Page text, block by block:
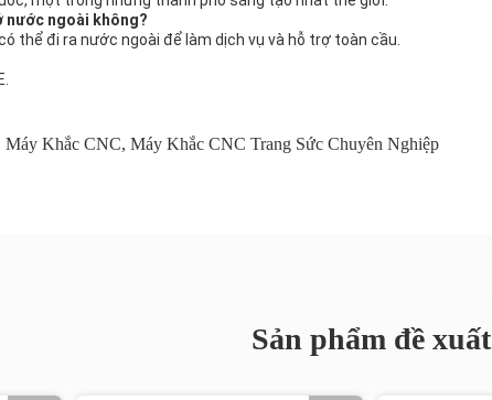
nước ngoài không?
thể đi ra nước ngoài để làm dịch vụ và hỗ trợ toàn cầu.
Máy Khắc CNC, Máy Khắc CNC Trang Sức Chuyên Nghiệp
Sản phẩm đề xuất